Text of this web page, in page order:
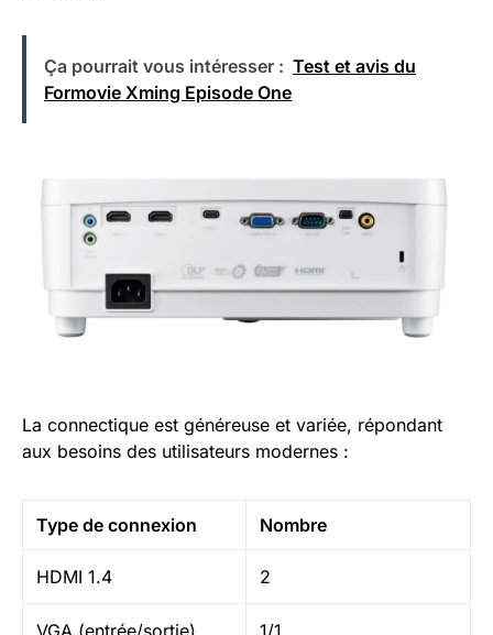
Ça pourrait vous intéresser : Test et avis du
Formovie Xming Episode One
La connectique est généreuse et variée, répondant
aux besoins des utilisateurs modernes :
Type de connexion Nombre
HDMI 1.4 2